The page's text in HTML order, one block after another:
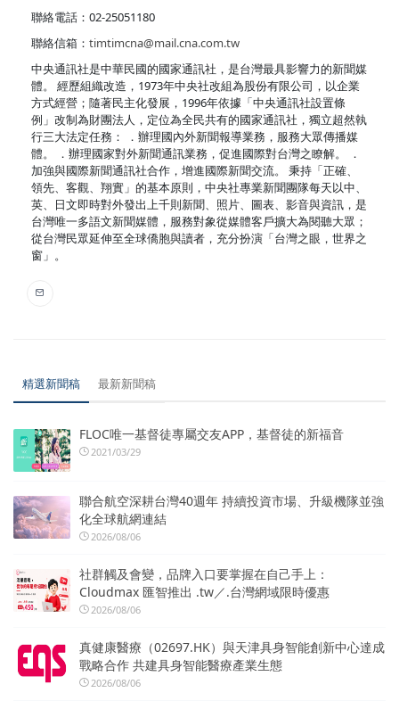
聯絡電話：02-25051180
聯絡信箱： timtimcna@mail.cna.com.tw
中央通訊社是中華民國的國家通訊社，是台灣最具影響力的新聞媒
體。 經歷組織改造，1973年中央社改組為股份有限公司，以企業
方式經營；隨著民主化發展，1996年依據「中央通訊社設置條
例」改制為財團法人，定位為全民共有的國家通訊社，獨立超然執
行三大法定任務： ．辦理國內外新聞報導業務，服務大眾傳播媒
體。 ．辦理國家對外新聞通訊業務，促進國際對台灣之瞭解。 ．
加強與國際新聞通訊社合作，增進國際新聞交流。 秉持「正確、
領先、客觀、翔實」的基本原則，中央社專業新聞團隊每天以中、
英、日文即時對外發出上千則新聞、照片、圖表、影音與資訊，是
台灣唯一多語文新聞媒體，服務對象從媒體客戶擴大為閱聽大眾；
從台灣民眾延伸至全球僑胞與讀者，充分扮演「台灣之眼，世界之
窗」。
精選新聞稿 最新新聞稿
FLOC唯一基督徒專屬交友APP，基督徒的新福音
2021/03/29
聯合航空深耕台灣40週年 持續投資市場、升級機隊並強
化全球航網連結
2026/08/06
社群觸及會變，品牌入口要掌握在自己手上：
Cloudmax 匯智推出 .tw／.台灣網域限時優惠
2026/08/06
真健康醫療（02697.HK）與天津具身智能創新中心達成
戰略合作 共建具身智能醫療產業生態
2026/08/06